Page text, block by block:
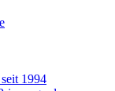
1994